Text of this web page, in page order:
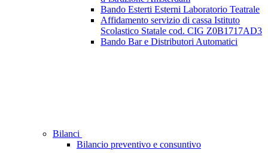
Bando Esterti Esterni Laboratorio Teatrale
Affidamento servizio di cassa Istituto
Scolastico Statale cod. CIG Z0B1717AD3
Bando Bar e Distributori Automatici
Bilanci
Bilancio preventivo e consuntivo